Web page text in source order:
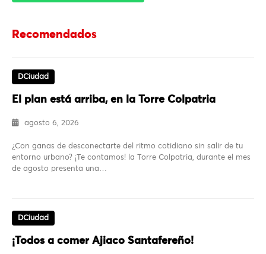
Recomendados
DCiudad
El plan está arriba, en la Torre Colpatria
agosto 6, 2026
¿Con ganas de desconectarte del ritmo cotidiano sin salir de tu
entorno urbano? ¡Te contamos! la Torre Colpatria, durante el mes
de agosto presenta una…
DCiudad
¡Todos a comer Ajiaco Santafereño!